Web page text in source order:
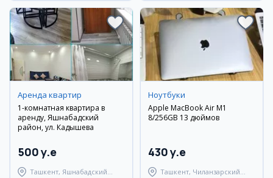
Аренда квартир
1-комнатная квартира в
аренду, Яшнабадский
район, ул. Кадышева
500 y.e
Ташкент, Яшнабадский
Ноутбуки
Apple MacBook Air M1
8/256GB 13 дюймов
430 y.e
Ташкент, Чиланзарский